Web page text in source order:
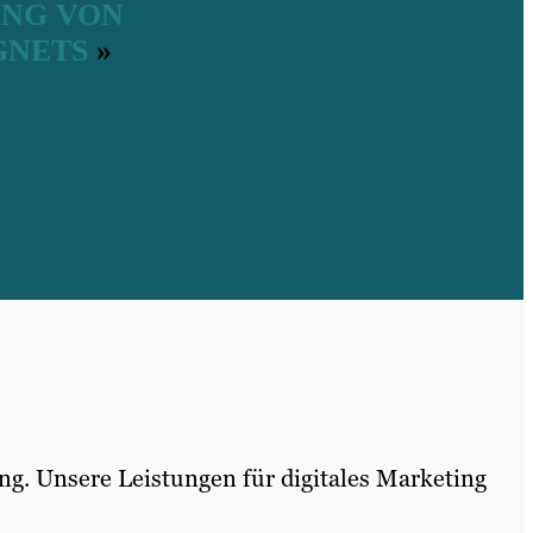
VON
»
Unsere Leistungen für digitales Marketing